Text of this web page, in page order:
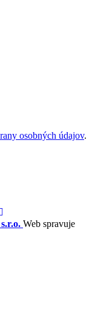
osobných údajov.
Web spravuje